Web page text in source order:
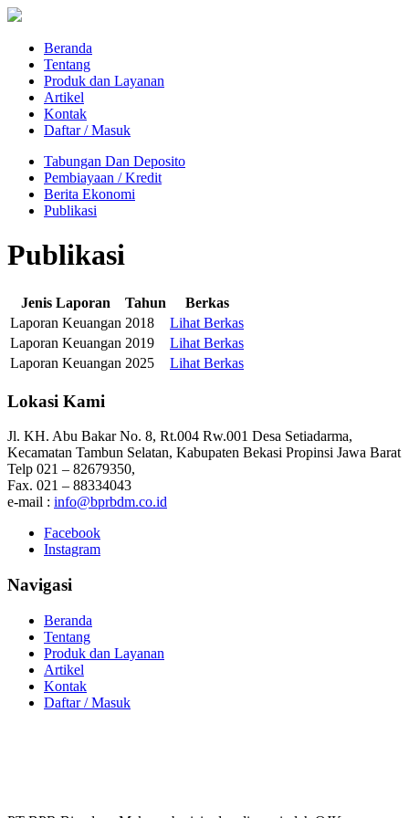
Beranda
Tentang
Produk dan Layanan
Artikel
Kontak
Daftar / Masuk
Tabungan Dan Deposito
Pembiayaan / Kredit
Berita Ekonomi
Publikasi
Publikasi
Jenis Laporan Tahun
Berkas
Laporan Keuangan 2018
Lihat Berkas
Laporan Keuangan 2019
Lihat Berkas
Laporan Keuangan 2025 Lihat Berkas
Lokasi Kami
Jl. KH. Abu Bakar No. 8, Rt.004 Rw.001 Desa Setiadarma,
Kecamatan Tambun Selatan, Kabupaten Bekasi Propinsi Jawa Barat
Telp 021 – 82679350,
Fax. 021 – 88334043
e-mail : info@bprbdm.co.id
Facebook
Instagram
Navigasi
Beranda
Tentang
Produk dan Layanan
Artikel
Kontak
Daftar / Masuk